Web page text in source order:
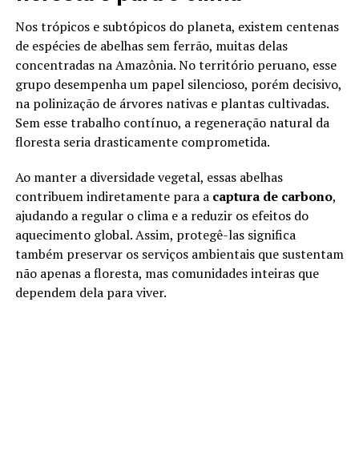
Nos trópicos e subtópicos do planeta, existem centenas
de espécies de abelhas sem ferrão, muitas delas
concentradas na Amazônia. No território peruano, esse
grupo desempenha um papel silencioso, porém decisivo,
na polinização de árvores nativas e plantas cultivadas.
Sem esse trabalho contínuo, a regeneração natural da
floresta seria drasticamente comprometida.
Ao manter a diversidade vegetal, essas abelhas
contribuem indiretamente para a captura de carbono,
ajudando a regular o clima e a reduzir os efeitos do
aquecimento global. Assim, protegê-las significa
também preservar os serviços ambientais que sustentam
não apenas a floresta, mas comunidades inteiras que
dependem dela para viver.